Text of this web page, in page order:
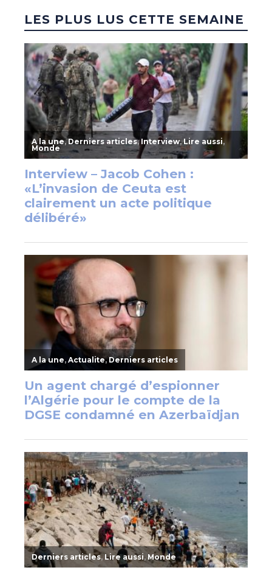
LES PLUS LUS CETTE SEMAINE